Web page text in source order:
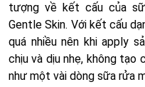
tượng về kết cấu của
Gentle Skin. Với kết cấu
quá nhiều nên khi apply
chịu và dịu nhẹ, không tạo
như một vài dòng sữa rửa